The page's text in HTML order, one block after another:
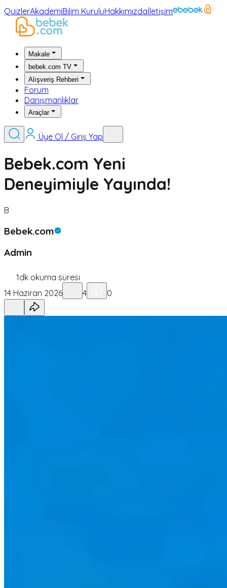
QuizlerAkademiBilim KuruluHakkımızdaİletişim
Makale
bebek.com TV
Alışveriş Rehberi
Forum
Danışmanlıklar
Araçlar
Üye Ol / Giriş Yap
Bebek.com Yeni
Deneyimiyle Yayında!
B
Bebek.com
Admin
1dk okuma süresi
14 Haziran 2026
4 0